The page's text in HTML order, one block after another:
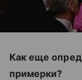
Как еще
примерки?